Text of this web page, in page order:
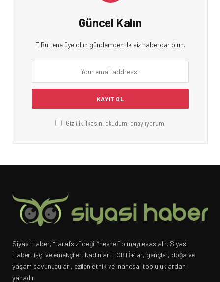
Güncel Kalın
E Bültene üye olun gündemden ilk siz haberdar olun.
Gizlilik İlkesini okudum, onaylıyorum.
Siyasi Haber, “tarafsız” değil “nesnel” olmayı esas alır. Siyasi
Haber, işçi ve emekçiler, kadınlar, LGBTİ+’lar, gençler, doğa ve
yaşam savunucuları, ezilen etnik ve inançsal topluluklardan
yanadır.